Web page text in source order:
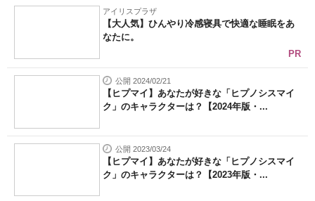
アイリスプラザ
【大人気】ひんやり冷感寝具で快適な睡眠をあ
なたに。
PR
公開 2024/02/21
【ヒプマイ】あなたが好きな「ヒプノシスマイ
ク」のキャラクターは？【2024年版・...
公開 2023/03/24
【ヒプマイ】あなたが好きな「ヒプノシスマイ
ク」のキャラクターは？【2023年版・...